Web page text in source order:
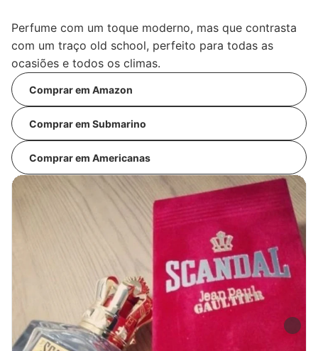
Perfume com um toque moderno, mas que contrasta
com um traço old school, perfeito para todas as
ocasiões e todos os climas.
Comprar em Amazon
Comprar em Submarino
Comprar em Americanas